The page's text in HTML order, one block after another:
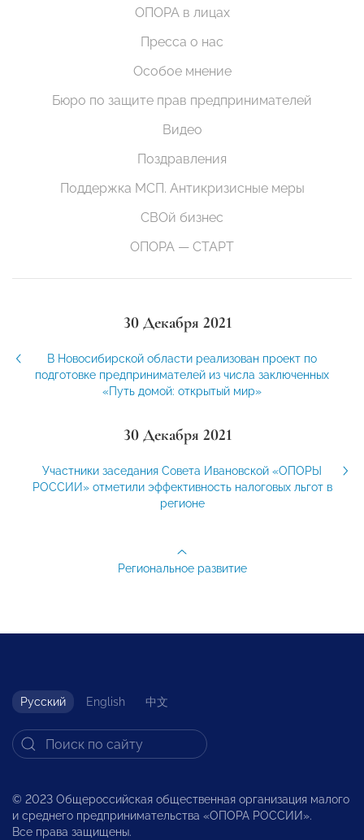
ОПОРА в лицах
Пресса о нас
Особое мнение
Бюро по защите прав предпринимателей
Видео
Поздравления
Поддержка МСП. Антикризисные меры
СВОй бизнес
ОПОРА — СТАРТ
30 Декабря 2021
В Новосибирской области реализован проект по
подготовке предпринимателей из числа заключенных
«Путь домой: открытый мир»
30 Декабря 2021
Участники заседания Совета Ивановской «ОПОРЫ
РОССИИ» отметили эффективность налоговых льгот в
регионе
Региональное развитие
Русский English 中文
© 2023 Общероссийская общественная организация малого
и среднего предпринимательства «ОПОРА РОССИИ».
Все права защищены.